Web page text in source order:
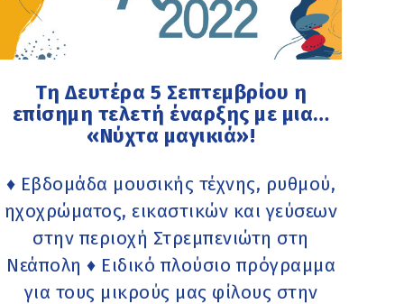
Τη Δευτέρα 5 Σεπτεμβρίου η
επίσημη τελετή έναρξης με μια…
«Νύχτα μαγικιά»!
♦ Εβδομάδα μουσικής τέχνης, ρυθμού,
ηχοχρώματος, εικαστικών και γεύσεων
στην περιοχή Στρεμπενιώτη στη
Νεάπολη ♦ Ειδικό πλούσιο πρόγραμμα
για τους μικρούς μας φίλους στην